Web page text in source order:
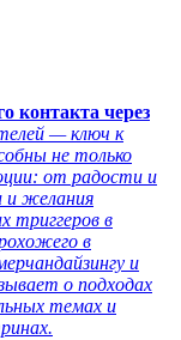
контакта через
— ключ к
не только
от радости и
и желания
триггеров в
в
и
о подходах
темах и